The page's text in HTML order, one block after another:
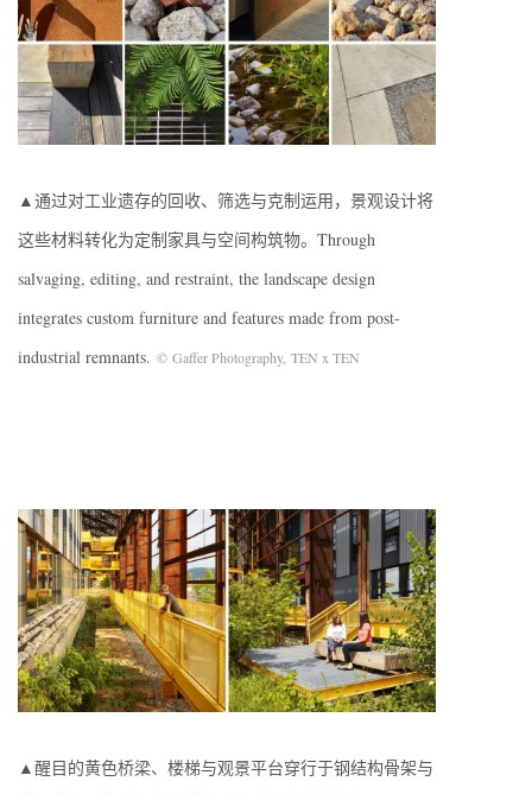
▲通过对工业遗存的回收、筛选与克制运用，景观设计将
这些材料转化为定制家具与空间构筑物。Through
salvaging, editing, and restraint, the landscape design
integrates custom furniture and features made from post-
industrial remnants. © Gaffer Photography, TEN x TEN
▲醒目的黄色桥梁、楼梯与观景平台穿行于钢结构骨架与